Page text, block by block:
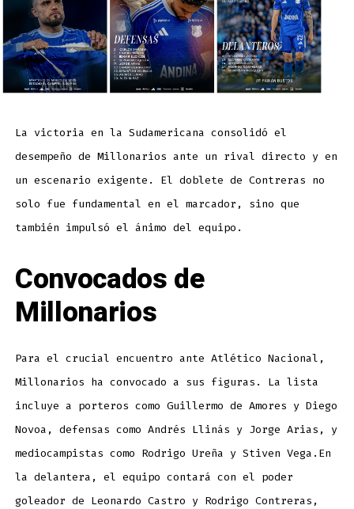
La victoria en la Sudamericana consolidó el
desempeño de Millonarios ante un rival directo y en
un escenario exigente. El doblete de Contreras no
solo fue fundamental en el marcador, sino que
también impulsó el ánimo del equipo.
Convocados de
Millonarios
Para el crucial encuentro ante Atlético Nacional,
Millonarios ha convocado a sus figuras. La lista
incluye a porteros como Guillermo de Amores y Diego
Novoa, defensas como Andrés Llinás y Jorge Arias, y
mediocampistas como Rodrigo Ureña y Stiven Vega.En
la delantera, el equipo contará con el poder
goleador de Leonardo Castro y Rodrigo Contreras,